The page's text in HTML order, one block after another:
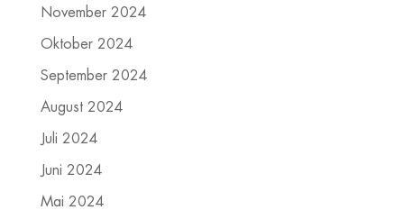
November 2024
Oktober 2024
September 2024
August 2024
Juli 2024
Juni 2024
Mai 2024